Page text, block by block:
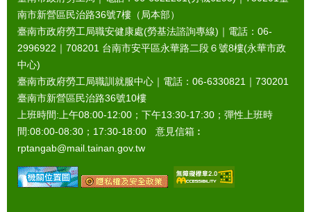
南市新營區民治路36號7樓（局本部）
臺南市政府勞工局職安健康處(勞基法諮詢專線)｜電話：06-
2996922｜ 708201 台南市安平區永華路二段６號8樓(永華市政
中心)
臺南市政府勞工局職訓就服中心｜電話：06-6330821｜ 730201
臺南市新營區民治路36號10樓
上班時間:上午08:00-12:00；下午13:30-17:30；彈性上班時
間:08:00-08:30；17:30-18:00 意見信箱︰
rptangab@mail.tainan.gov.tw